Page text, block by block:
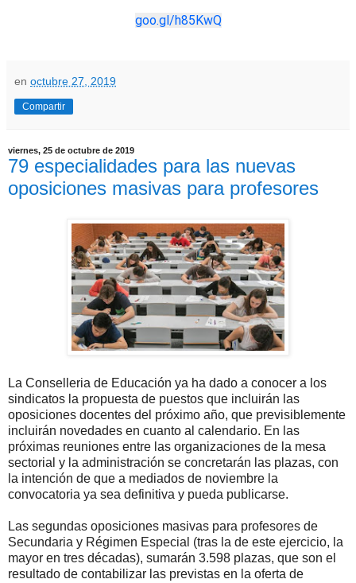
goo.gl/h85KwQ
en octubre 27, 2019
Compartir
viernes, 25 de octubre de 2019
79 especialidades para las nuevas
oposiciones masivas para profesores
La Conselleria de Educación ya ha dado a conocer a los
sindicatos la propuesta de puestos que incluirán las
oposiciones docentes del próximo año, que previsiblemente
incluirán novedades en cuanto al calendario. En las
próximas reuniones entre las organizaciones de la mesa
sectorial y la administración se concretarán las plazas, con
la intención de que a mediados de noviembre la
convocatoria ya sea definitiva y pueda publicarse.
Las segundas oposiciones masivas para profesores de
Secundaria y Régimen Especial (tras la de este ejercicio, la
mayor en tres décadas), sumarán 3.598 plazas, que son el
resultado de contabilizar las previstas en la oferta de